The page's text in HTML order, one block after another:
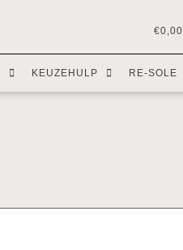
€0,00
KEUZEHULP RE-SOLE